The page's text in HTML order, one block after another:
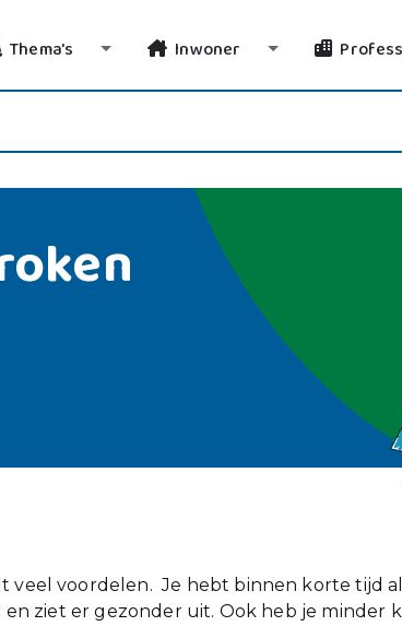
Thema's Toggle Dropdown
Inwoner Toggle
veel voordelen. Je hebt binnen korte tijd
ziet er gezonder uit. Ook heb je minder